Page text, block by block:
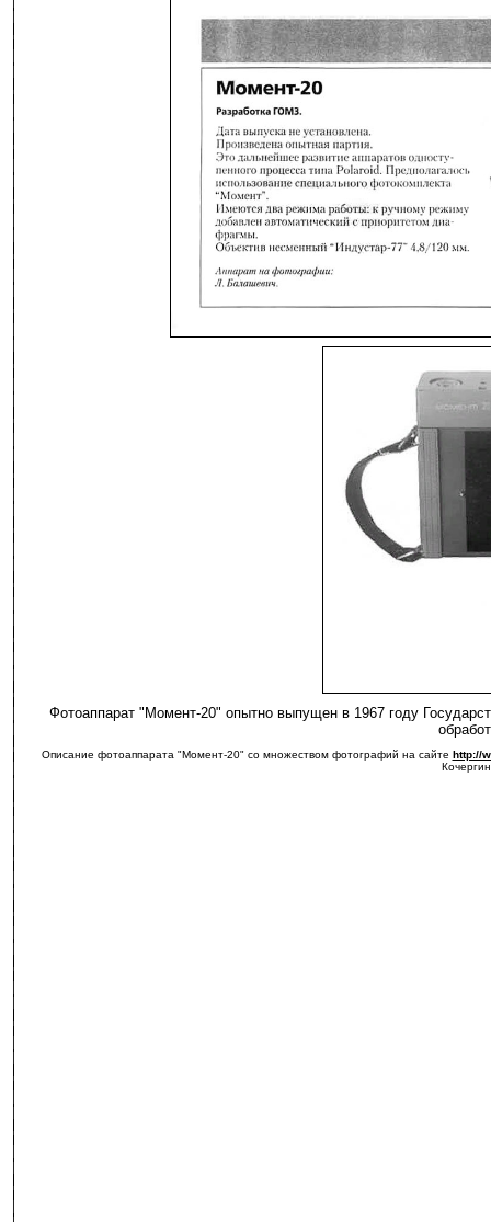
Фотоаппарат "Момент-20" опытно выпущен в 1967 году
Описание фотоаппарата "Момент-20" со множеством фотографий на сайте http://